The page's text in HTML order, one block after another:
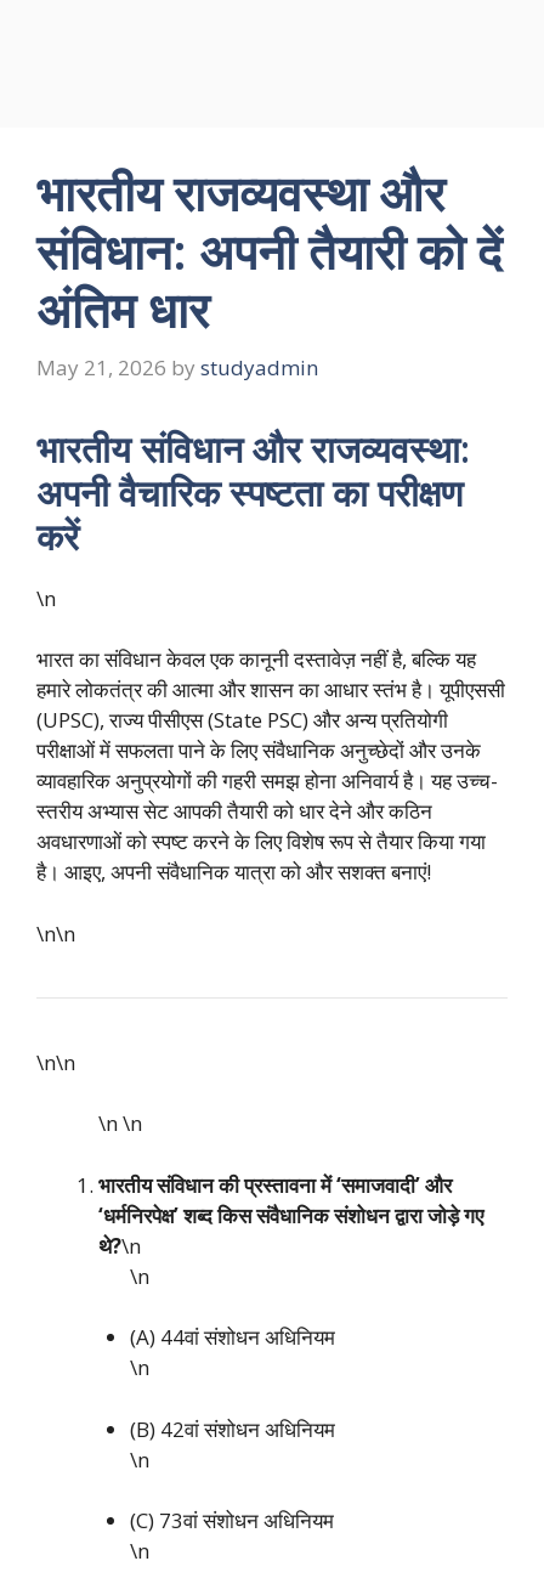
भारतीय राजव्यवस्था और
संविधान: अपनी तैयारी को दें
अंतिम धार
May 21, 2026 by studyadmin
भारतीय संविधान और राजव्यवस्था:
अपनी वैचारिक स्पष्टता का परीक्षण
करें
\n
भारत का संविधान केवल एक कानूनी दस्तावेज़ नहीं है, बल्कि यह
हमारे लोकतंत्र की आत्मा और शासन का आधार स्तंभ है। यूपीएससी
(UPSC), राज्य पीसीएस (State PSC) और अन्य प्रतियोगी
परीक्षाओं में सफलता पाने के लिए संवैधानिक अनुच्छेदों और उनके
व्यावहारिक अनुप्रयोगों की गहरी समझ होना अनिवार्य है। यह उच्च-
स्तरीय अभ्यास सेट आपकी तैयारी को धार देने और कठिन
अवधारणाओं को स्पष्ट करने के लिए विशेष रूप से तैयार किया गया
है। आइए, अपनी संवैधानिक यात्रा को और सशक्त बनाएं!
\n\n
\n\n
\n\n
भारतीय संविधान की प्रस्तावना में ‘समाजवादी’ और
‘धर्मनिरपेक्ष’ शब्द किस संवैधानिक संशोधन द्वारा जोड़े गए
थे?\n
\n
(A) 44वां संशोधन अधिनियम
\n
(B) 42वां संशोधन अधिनियम
\n
(C) 73वां संशोधन अधिनियम
\n